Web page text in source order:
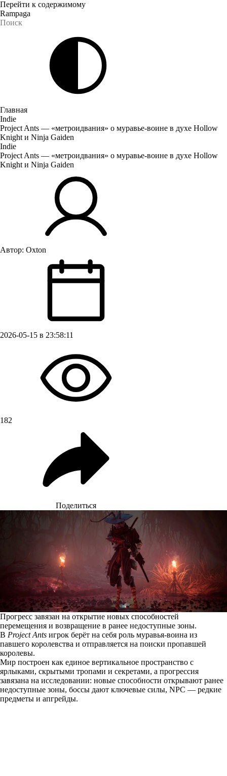
Перейти к содержимому
Rampaga
Главная
Indie
Project Ants — «метроидвания» о муравье-воине в духе Hollow
Knight и Ninja Gaiden
Indie
Project Ants — «метроидвания» о муравье-воине в духе Hollow
Knight и Ninja Gaiden
Автор: Oxton
2026-05-15 в 23:58:11
182
Поделиться
Прогресс завязан на открытие новых способностей
перемещения и возвращение в ранее недоступные зоны.
В Project Ants игрок берёт на себя роль муравья-воина из
павшего королевства и отправляется на поиски пропавшей
королевы.
Мир построен как единое вертикальное пространство с
ярлыками, скрытыми тропами и секретами, а прогрессия
завязана на исследовании: новые способности открывают ранее
недоступные зоны, боссы дают ключевые силы, NPC — редкие
предметы и апгрейды.